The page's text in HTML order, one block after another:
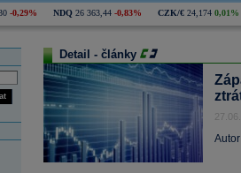
-0,29% NDQ 26 363,44 -0,83% CZK/€ 24,174 0,01%
Detail - články